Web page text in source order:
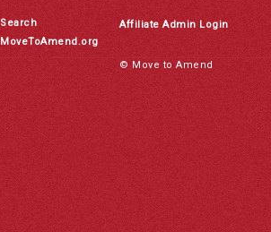
Search
MoveToAmend.org
Affiliate Admin Login
© Move to Amend